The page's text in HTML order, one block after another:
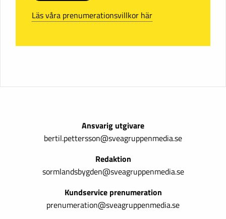
Läs våra prenumerationsvillkor här
Ansvarig utgivare
bertil.pettersson@sveagruppenmedia.se
Redaktion
sormlandsbygden@sveagruppenmedia.se
Kundservice prenumeration
prenumeration@sveagruppenmedia.se